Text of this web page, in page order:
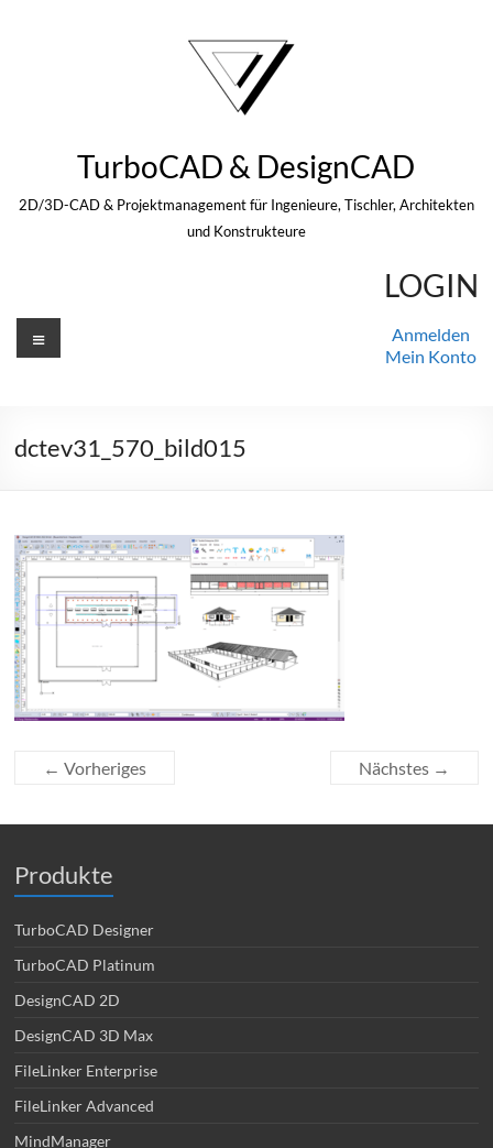
TurboCAD & DesignCAD
2D/3D-CAD & Projektmanagement für Ingenieure, Tischler, Architekten
und Konstrukteure
LOGIN
Anmelden
Mein Konto
Menü
dctev31_570_bild015
← Vorheriges Nächstes →
Produkte
TurboCAD Designer
TurboCAD Platinum
DesignCAD 2D
DesignCAD 3D Max
FileLinker Enterprise
FileLinker Advanced
MindManager